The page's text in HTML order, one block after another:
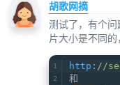
胡歌网摘
测试了，有个
片大小是不同的
http: //
和